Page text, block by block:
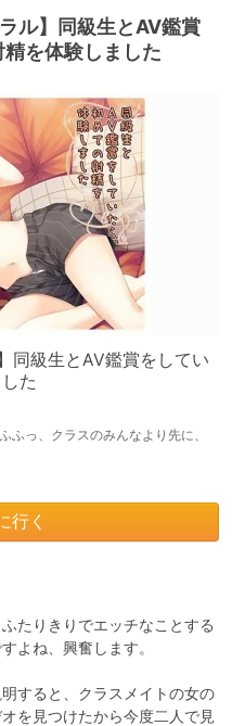
ル】同級生とAV鑑賞
を体験しました
同級生とAV鑑賞をしてい
た
ふっ、クラスのみんなより先に、
行く
たりきりでエッチなことする
よね、興奮します。
すると、クラスメイトの女の
を見つけたから今度二人で見